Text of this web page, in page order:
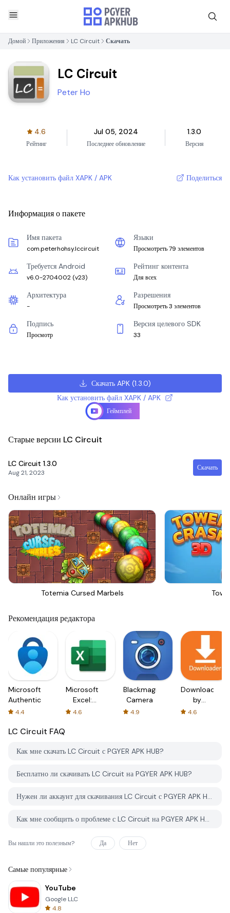
Домой Приложения LC Circuit Скачать
LC Circuit
Peter Ho
4.6
Рейтинг
Jul 05, 2024
Последнее обновление
1.3.0
Версия
Как установить файл XAPK / APK Поделиться
Информация о пакете
Имя пакета
com.peterhohsy.lccircuit
Языки
Просмотреть 79 элементов
Требуется Android
v6.0-2704002 (v23)
Рейтинг контента
Для всех
Архитектура
-
Разрешения
Просмотреть 3 элементов
Подпись
Просмотр
Версия целевого SDK
33
Скачать APK(1.3.0)
Как установить файл XAPK / APK
Геймплей
Старые версии LC Circuit
LC Circuit 1.3.0
Aug 21, 2023
Скачать
Онлайн игры
Totemia Cursed Marbels
Рекомендация редактора
Microsoft
Authenticator
4.4
Microsoft
Excel:
Spreadsheets
4.6
Blackmagic
Camera
4.9
Downloader
by
AFTVnews
4.6
LC Circuit FAQ
Как мне скачать LC Circuit с PGYER APK HUB?
Бесплатно ли скачивать LC Circuit на PGYER APK HUB?
Нужен ли аккаунт для скачивания LC Circuit с PGYER APK HUB?
Как мне сообщить о проблеме с LC Circuit на PGYER APK HUB?
Вы нашли это полезным? Да Нет
Самые популярные
YouTube
Google LLC
4.8